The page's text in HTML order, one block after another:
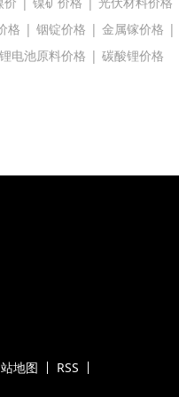
格 | 铟锭价格 | 金属镓价格 |
锂电池原料价格 | 碳酸锂价格
地图 RSS